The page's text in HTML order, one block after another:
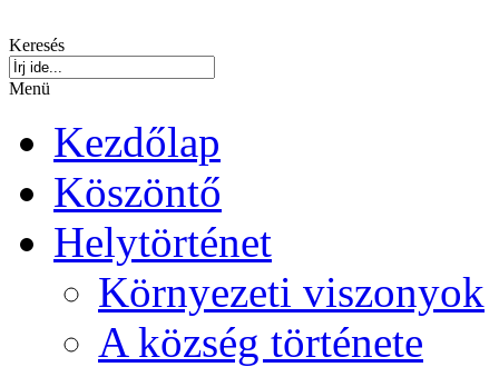
Keresés
Menü
Kezdőlap
Köszöntő
Helytörténet
Környezeti viszonyok
A község története